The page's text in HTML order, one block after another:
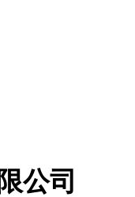
公司